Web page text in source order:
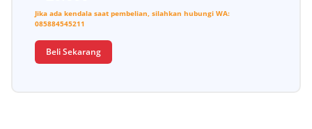
Jika ada kendala saat pembelian, silahkan hubungi WA:
085884545211
Beli Sekarang